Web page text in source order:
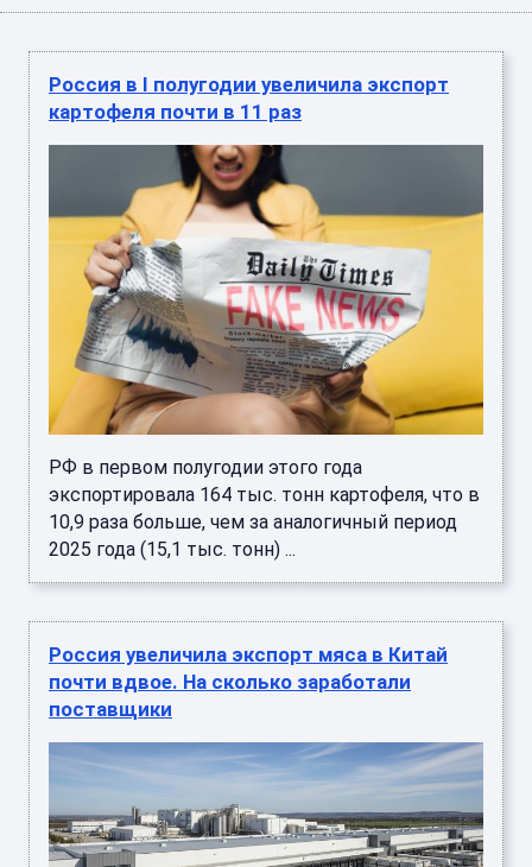
Россия в I полугодии увеличила экспорт
картофеля почти в 11 раз
РФ в первом полугодии этого года
экспортировала 164 тыс. тонн картофеля, что в
10,9 раза больше, чем за аналогичный период
2025 года (15,1 тыс. тонн) ...
Россия увеличила экспорт мяса в Китай
почти вдвое. На сколько заработали
поставщики